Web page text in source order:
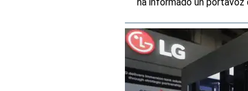
ha informado un